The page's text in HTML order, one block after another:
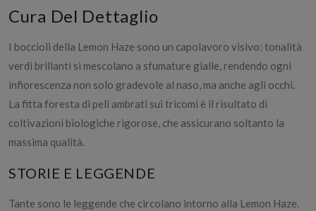
Cura Del Dettaglio
I boccioli della Lemon Haze sono un capolavoro visivo: tonalità
verdi brillanti si mescolano a sfumature gialle, rendendo ogni
infiorescenza non solo gradevole al naso, ma anche agli occhi.
La fitta foresta di peli ambrati sui tricomi è il risultato di
coltivazioni biologiche rigorose, che assicurano soltanto la
massima qualità.
STORIE E LEGGENDE
Tante sono le leggende che circolano intorno alla Lemon Haze.